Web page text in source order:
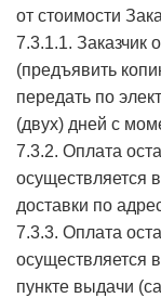
от стоимости
7.3.1.1. Заказчик
(предъявить
передать по
(двух) дней с
7.3.2. Оплата
осуществляется
доставки по
7.3.3. Оплата
осуществляется
пункте выдачи